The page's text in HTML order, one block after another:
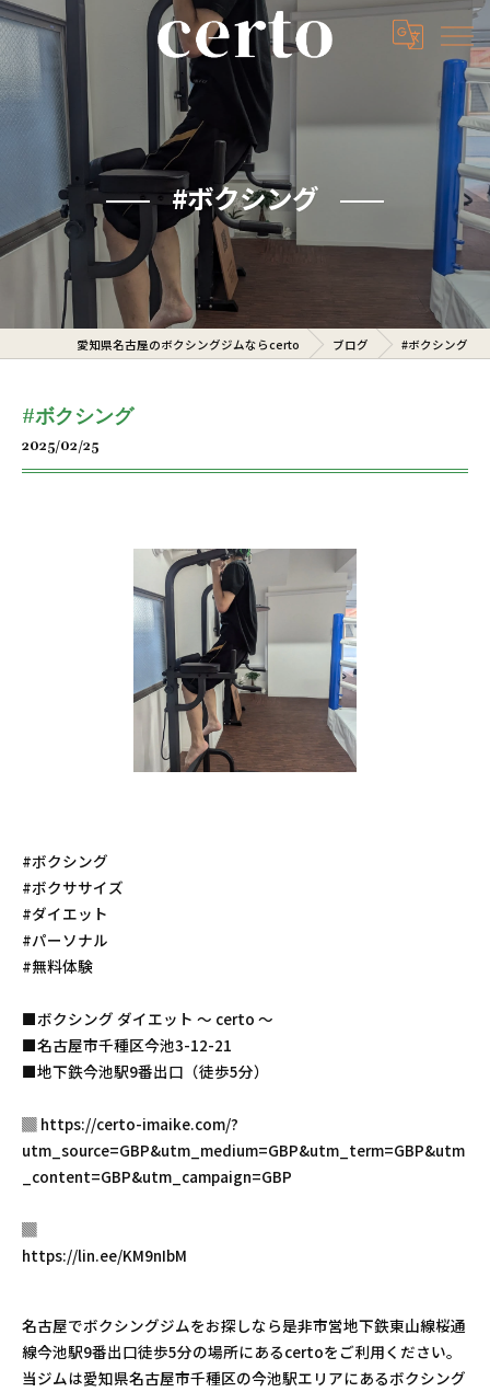
#ボクシング
愛知県名古屋のボクシングジムならcerto ブログ #ボクシング
#ボクシング
2025/02/25
#ボクシング
#ボクササイズ
#ダイエット
#パーソナル
#無料体験
■ボクシング ダイエット 〜 certo 〜
■名古屋市千種区今池3-12-21
■地下鉄今池駅9番出口（徒歩5分）
▓ https://certo-imaike.com/?
utm_source=GBP&utm_medium=GBP&utm_term=GBP&utm
_content=GBP&utm_campaign=GBP
▓
https://lin.ee/KM9nIbM
名古屋でボクシングジムをお探しなら是非市営地下鉄東山線桜通
線今池駅9番出口徒歩5分の場所にあるcertoをご利用ください。
当ジムは愛知県名古屋市千種区の今池駅エリアにあるボクシング